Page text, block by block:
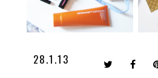
28.1.13